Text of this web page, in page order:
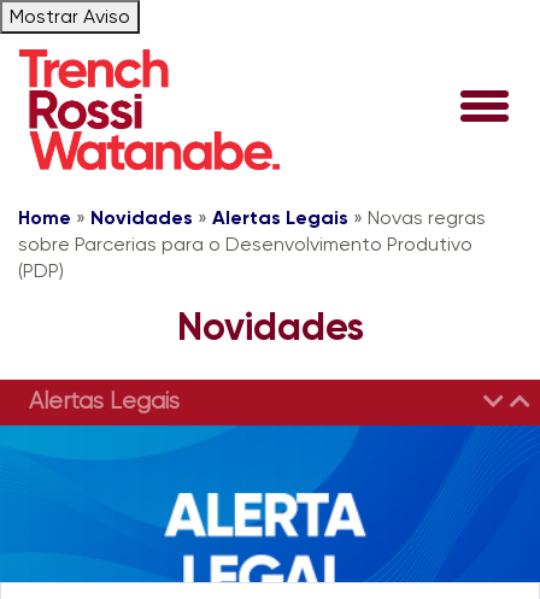
Mostrar Aviso
Home » Novidades » Alertas Legais » Novas regras
sobre Parcerias para o Desenvolvimento Produtivo
(PDP)
Novidades
Alertas Legais